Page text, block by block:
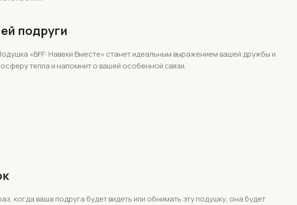
подруги
«BFF: Навеки Вместе» станет идеальным выражением вашей дружбы и
тепла и напомнит о вашей особенной связи.
ваша подруга будет видеть или обнимать эту подушку, она будет